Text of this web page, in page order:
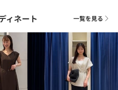
ー”ジュエリーシリーズ”と、重ね
いくシーズンごとに楽しめる飽
で構成。決して主張せず、様々
良いアクセサリーブランドで
あなたはますます自分に自信を
ィネート 一覧を見る